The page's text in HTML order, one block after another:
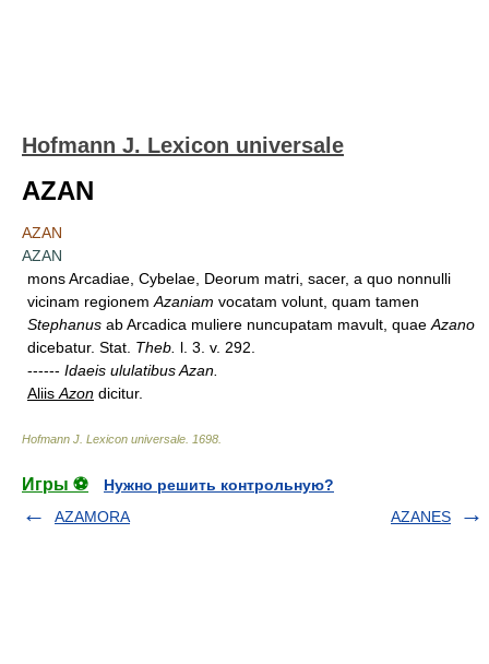
Hofmann J. Lexicon universale
AZAN
AZAN
AZAN
mons Arcadiae, Cybelae, Deorum matri, sacer, a quo nonnulli
vicinam regionem Azaniam vocatam volunt, quam tamen
Stephanus ab Arcadica muliere nuncupatam mavult, quae Azano
dicebatur. Stat. Theb. l. 3. v. 292.
------ Idaeis ululatibus Azan.
Aliis Azon dicitur.
Hofmann J. Lexicon universale 1698
Игры ⚽
Нужно решить контрольную?
AZAMORA
AZANES